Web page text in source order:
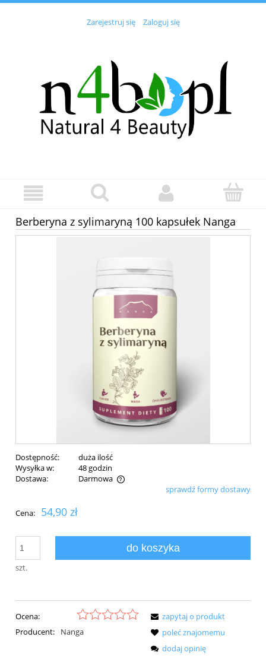
Zarejestruj się Zaloguj się
Berberyna z sylimaryną 100 kapsułek Nanga
Dostępność:
duża ilość
Wysyłka w:
48 godzin
Dostawa:
Darmowa
Cena nie zawiera ewentualnych kosztów płatnościsprawdź formy dostawy
Cena: 54,90 zł
szt.
do koszyka
Ocena:
Producent:
Nanga
zapytaj o produkt
poleć znajomemu
dodaj opinię